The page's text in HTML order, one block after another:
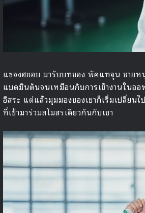
แชจงฮยอบ มารับบทของ พัคแทจุน ชาย
แบดมินตันจนเหมือนกับการเข้างานในอ
อิสระ แต่แล้วมุมมองของเขาก็เริ่มเปลี่ยน
ที่เข้ามาร่วมสโมสรเดียวกันกับเขา